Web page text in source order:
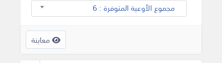
مجموع الأوعية المتوفرة : 6
معاينة